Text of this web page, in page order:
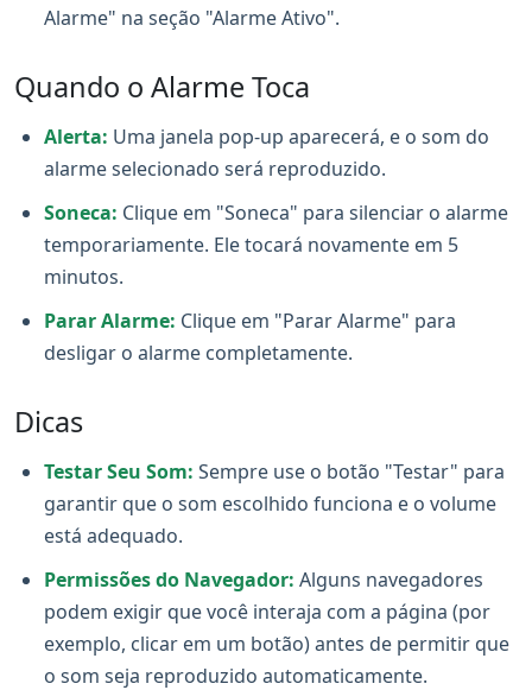
Alarme" na seção "Alarme Ativo".
Quando o Alarme Toca
Alerta: Uma janela pop-up aparecerá, e o som do
alarme selecionado será reproduzido.
Soneca: Clique em "Soneca" para silenciar o alarme
temporariamente. Ele tocará novamente em 5
minutos.
Parar Alarme: Clique em "Parar Alarme" para
desligar o alarme completamente.
Dicas
Testar Seu Som: Sempre use o botão "Testar" para
garantir que o som escolhido funciona e o volume
está adequado.
Permissões do Navegador: Alguns navegadores
podem exigir que você interaja com a página (por
exemplo, clicar em um botão) antes de permitir que
o som seja reproduzido automaticamente.